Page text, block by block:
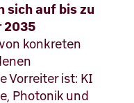
sich auf bis zu
2035
konkreten
Vorreiter ist: KI
Photonik und